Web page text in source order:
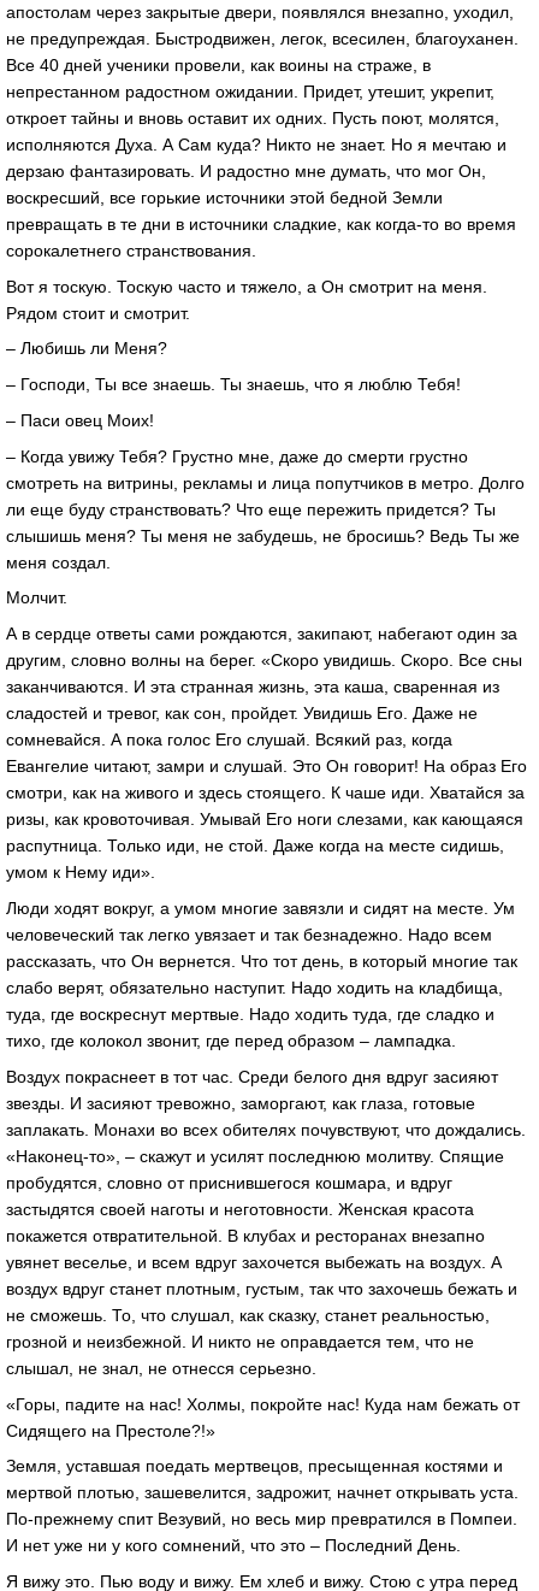
апостолам через закрытые двери, появлялся внезапно, уходил,
не предупреждая. Быстродвижен, легок, всесилен, благоуханен.
Все 40 дней ученики провели, как воины на страже, в
непрестанном радостном ожидании. Придет, утешит, укрепит,
откроет тайны и вновь оставит их одних. Пусть поют, молятся,
исполняются Духа. А Сам куда? Никто не знает. Но я мечтаю и
дерзаю фантазировать. И радостно мне думать, что мог Он,
воскресший, все горькие источники этой бедной Земли
превращать в те дни в источники сладкие, как когда-то во время
сорокалетнего странствования.
Вот я тоскую. Тоскую часто и тяжело, а Он смотрит на меня.
Рядом стоит и смотрит.
– Любишь ли Меня?
– Господи, Ты все знаешь. Ты знаешь, что я люблю Тебя!
– Паси овец Моих!
– Когда увижу Тебя? Грустно мне, даже до смерти грустно
смотреть на витрины, рекламы и лица попутчиков в метро. Долго
ли еще буду странствовать? Что еще пережить придется? Ты
слышишь меня? Ты меня не забудешь, не бросишь? Ведь Ты же
меня создал.
Молчит.
А в сердце ответы сами рождаются, закипают, набегают один за
другим, словно волны на берег. «Скоро увидишь. Скоро. Все сны
заканчиваются. И эта странная жизнь, эта каша, сваренная из
сладостей и тревог, как сон, пройдет. Увидишь Его. Даже не
сомневайся. А пока голос Его слушай. Всякий раз, когда
Евангелие читают, замри и слушай. Это Он говорит! На образ Его
смотри, как на живого и здесь стоящего. К чаше иди. Хватайся за
ризы, как кровоточивая. Умывай Его ноги слезами, как кающаяся
распутница. Только иди, не стой. Даже когда на месте сидишь,
умом к Нему иди».
Люди ходят вокруг, а умом многие завязли и сидят на месте. Ум
человеческий так легко увязает и так безнадежно. Надо всем
рассказать, что Он вернется. Что тот день, в который многие так
слабо верят, обязательно наступит. Надо ходить на кладбища,
туда, где воскреснут мертвые. Надо ходить туда, где сладко и
тихо, где колокол звонит, где перед образом – лампадка.
Воздух покраснеет в тот час. Среди белого дня вдруг засияют
звезды. И засияют тревожно, заморгают, как глаза, готовые
заплакать. Монахи во всех обителях почувствуют, что дождались.
«Наконец-то», – скажут и усилят последнюю молитву. Спящие
пробудятся, словно от приснившегося кошмара, и вдруг
застыдятся своей наготы и неготовности. Женская красота
покажется отвратительной. В клубах и ресторанах внезапно
увянет веселье, и всем вдруг захочется выбежать на воздух. А
воздух вдруг станет плотным, густым, так что захочешь бежать и
не сможешь. То, что слушал, как сказку, станет реальностью,
грозной и неизбежной. И никто не оправдается тем, что не
слышал, не знал, не отнесся серьезно.
«Горы, падите на нас! Холмы, покройте нас! Куда нам бежать от
Сидящего на Престоле?!»
Земля, уставшая поедать мертвецов, пресыщенная костями и
мертвой плотью, зашевелится, задрожит, начнет открывать уста.
По-прежнему спит Везувий, но весь мир превратился в Помпеи.
И нет уже ни у кого сомнений, что это – Последний День.
Я вижу это. Пью воду и вижу. Ем хлеб и вижу. Стою с утра перед